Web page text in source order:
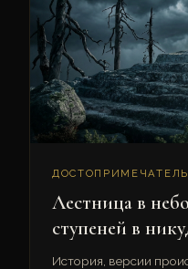
Лестница в
ступеней в
История, версии